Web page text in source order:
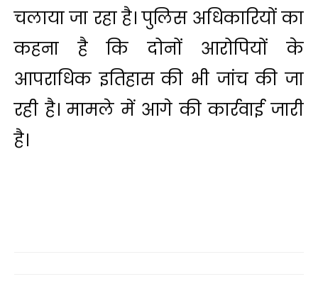
चलाया जा रहा है। पुलिस अधिकारियों का
कहना है कि दोनों आरोपियों के
आपराधिक इतिहास की भी जांच की जा
रही है। मामले में आगे की कार्रवाई जारी
है।